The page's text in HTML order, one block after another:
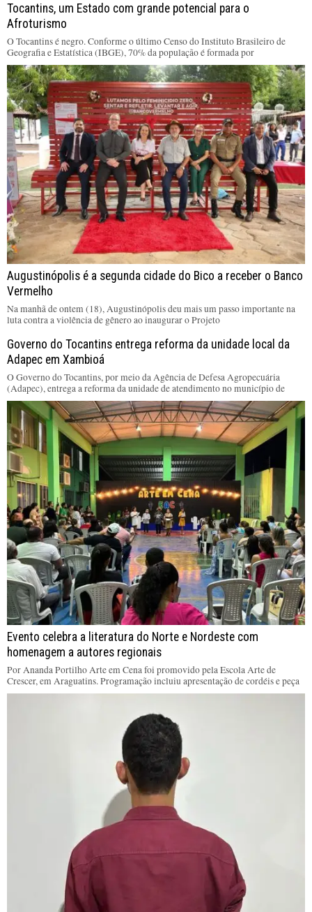
Tocantins, um Estado com grande potencial para o
Afroturismo
O Tocantins é negro. Conforme o último Censo do Instituto Brasileiro de
Geografia e Estatística (IBGE), 70% da população é formada por
Augustinópolis é a segunda cidade do Bico a receber o Banco
Vermelho
Na manhã de ontem (18), Augustinópolis deu mais um passo importante na
luta contra a violência de gênero ao inaugurar o Projeto
Governo do Tocantins entrega reforma da unidade local da
Adapec em Xambioá
O Governo do Tocantins, por meio da Agência de Defesa Agropecuária
(Adapec), entrega a reforma da unidade de atendimento no município de
Evento celebra a literatura do Norte e Nordeste com
homenagem a autores regionais
Por Ananda Portilho Arte em Cena foi promovido pela Escola Arte de
Crescer, em Araguatins. Programação incluiu apresentação de cordéis e peça